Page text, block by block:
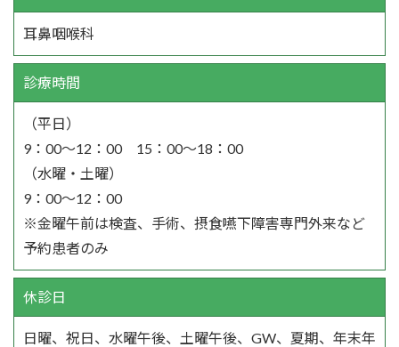
耳鼻咽喉科
診療時間
（平日）
9：00～12：00 15：00～18：00
（水曜・土曜）
9：00～12：00
※金曜午前は検査、手術、摂食嚥下障害専門外来など
予約患者のみ
休診日
日曜、祝日、水曜午後、土曜午後、GW、夏期、年末年